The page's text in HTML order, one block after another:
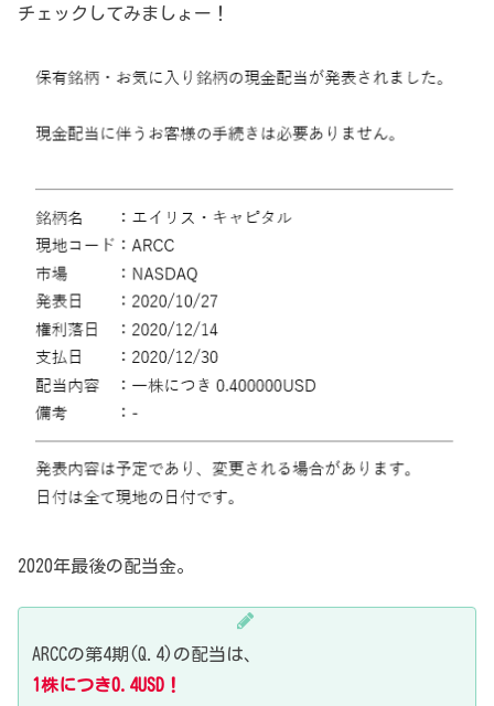
チェックしてみましょー！
2020年最後の配当金。
ARCCの第4期(Q.4)の配当は、
1株につき0.4USD！